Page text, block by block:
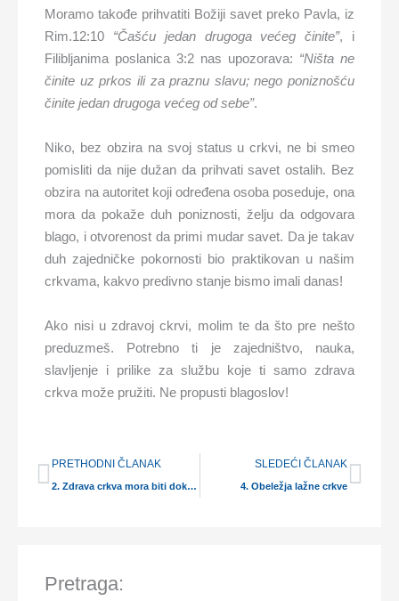
Moramo takođe prihvatiti Božiji savet preko Pavla, iz
Rim.12:10 “Čašću jedan drugoga većeg činite”, i
Filibljanima poslanica 3:2 nas upozorava: “Ništa ne
činite uz prkos ili za praznu slavu; nego poniznošću
činite jedan drugoga većeg od sebe”.
Niko, bez obzira na svoj status u crkvi, ne bi smeo
pomisliti da nije dužan da prihvati savet ostalih. Bez
obzira na autoritet koji određena osoba poseduje, ona
mora da pokaže duh poniznosti, želju da odgovara
blago, i otvorenost da primi mudar savet. Da je takav
duh zajedničke pokornosti bio praktikovan u našim
crkvama, kakvo predivno stanje bismo imali danas!
Ako nisi u zdravoj ckrvi, molim te da što pre nešto
preduzmeš. Potrebno ti je zajedništvo, nauka,
slavljenje i prilike za službu koje ti samo zdrava
crkva može pružiti. Ne propusti blagoslov!
Prev
PRETHODNI ČLANAK
2. Zdrava crkva mora biti doktrinalno ispravna (II deo):
SLEDEĆI ČLANAK
4. Obeležja lažne crkve
Pretraga: